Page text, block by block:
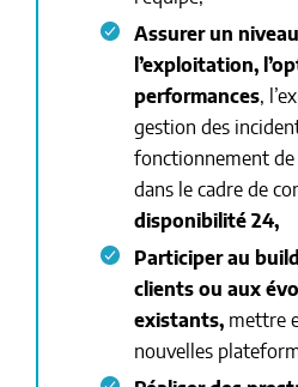
Assurer un
l’exploitation,
performances,
gestion des
fonctionnement de
dans le cadre de
disponibilité 24,
Participer au
clients ou aux
existants, mettre
nouvelles